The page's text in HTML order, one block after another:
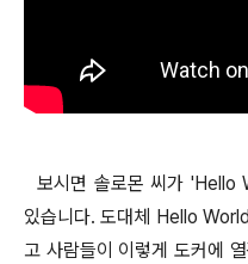
보시면 솔로몬 씨가 'Hello
있습니다. 도대체 Hello
고 사람들이 이렇게 도커에